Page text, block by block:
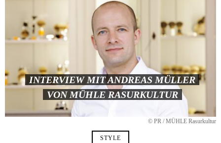
INTERVIEW MIT ANDREAS MÜLLER
VON MÜHLE RASURKULTUR
© PR / MÜHLE Rasurkultur
STYLE